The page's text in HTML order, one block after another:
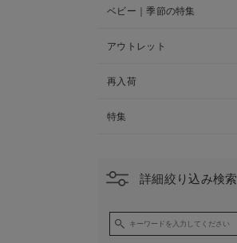
ベビー｜季節の特集
アウトレット
再入荷
特集
詳細絞り込み検索